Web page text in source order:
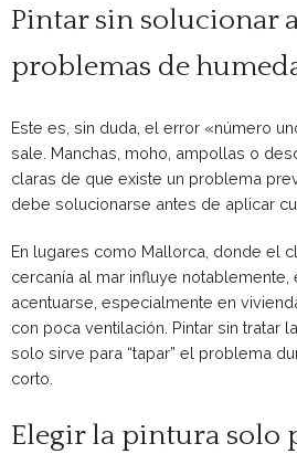
Pintar sin solucionar
problemas de
Este es, sin duda, el error «número
sale. Manchas, moho, ampollas o
claras de que existe un problema
debe solucionarse antes de aplicar
En lugares como Mallorca, donde el
cercanía al mar influye
acentuarse, especialmente en
con poca ventilación. Pintar sin tratar
solo sirve para “tapar” el problema
corto.
Elegir la pintura solo